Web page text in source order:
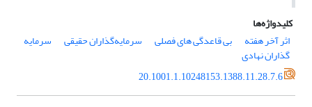
کلیدواژه‌ها
اثر آخر هفته
بی قاعدگی های فصلی سرمایه‌گذاران حقیقی سرمایه
گذاران نهادی
20.1001.1.10248153.1388.11.28.7.6